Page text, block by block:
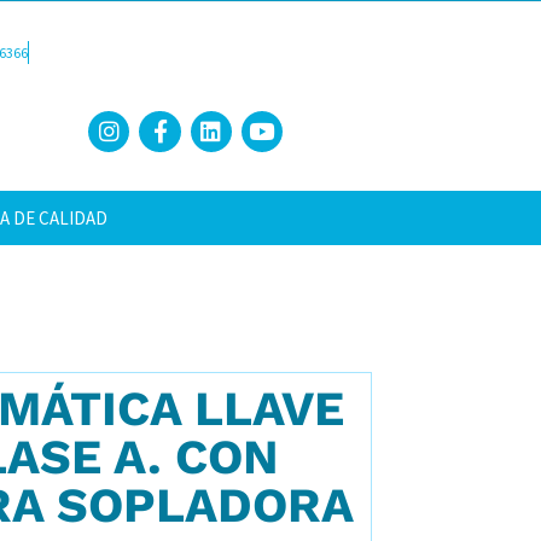
DE CALIDAD
LLAVE
A. CON
SOPLADORA